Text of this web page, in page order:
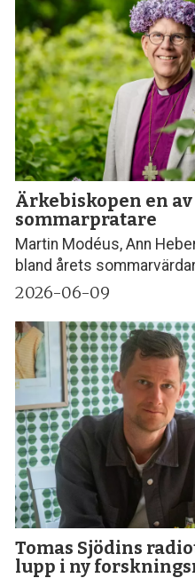
Ärkebiskopen en
sommarpratare
Martin Modéus, Ann
bland årets
2026-06-09
Tomas Sjödins
lupp i ny